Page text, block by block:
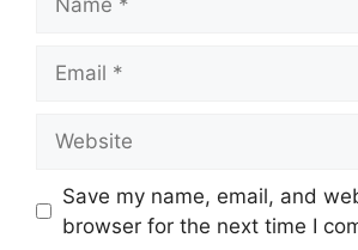
Save my name, email, and
browser for the next time I